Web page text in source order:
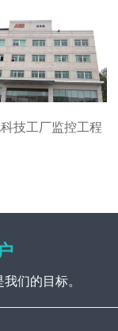
技工厂监控工程
们的目标。